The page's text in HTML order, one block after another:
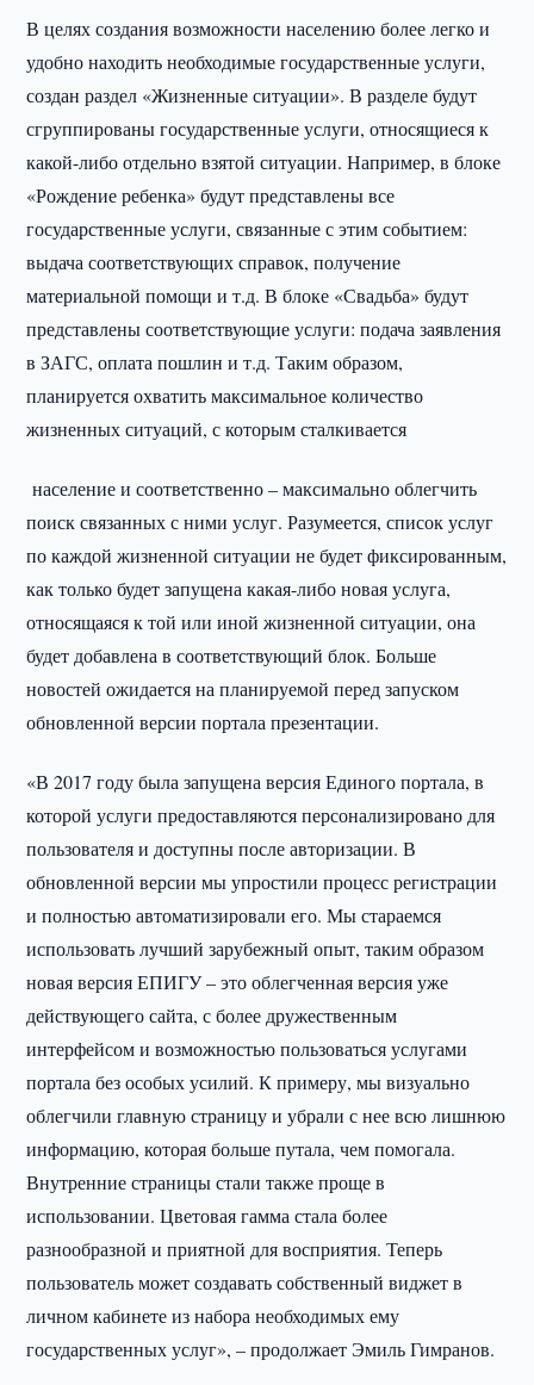
В целях создания возможности населению более легко и
удобно находить необходимые государственные услуги,
создан раздел «Жизненные ситуации». В разделе будут
сгруппированы государственные услуги, относящиеся к
какой-либо отдельно взятой ситуации. Например, в блоке
«Рождение ребенка» будут представлены все
государственные услуги, связанные с этим событием:
выдача соответствующих справок, получение
материальной помощи и т.д. В блоке «Свадьба» будут
представлены соответствующие услуги: подача заявления
в ЗАГС, оплата пошлин и т.д. Таким образом,
планируется охватить максимальное количество
жизненных ситуаций, с которым сталкивается
население и соответственно – максимально облегчить
поиск связанных с ними услуг. Разумеется, список услуг
по каждой жизненной ситуации не будет фиксированным,
как только будет запущена какая-либо новая услуга,
относящаяся к той или иной жизненной ситуации, она
будет добавлена в соответствующий блок. Больше
новостей ожидается на планируемой перед запуском
обновленной версии портала презентации.
«В 2017 году была запущена версия Единого портала, в
которой услуги предоставляются персонализировано для
пользователя и доступны после авторизации. В
обновленной версии мы упростили процесс регистрации
и полностью автоматизировали его. Мы стараемся
использовать лучший зарубежный опыт, таким образом
новая версия ЕПИГУ – это облегченная версия уже
действующего сайта, с более дружественным
интерфейсом и возможностью пользоваться услугами
портала без особых усилий. К примеру, мы визуально
облегчили главную страницу и убрали с нее всю лишнюю
информацию, которая больше путала, чем помогала.
Внутренние страницы стали также проще в
использовании. Цветовая гамма стала более
разнообразной и приятной для восприятия. Теперь
пользователь может создавать собственный виджет в
личном кабинете из набора необходимых ему
государственных услуг», – продолжает Эмиль Гимранов.